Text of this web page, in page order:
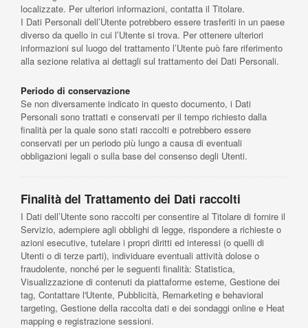
localizzate. Per ulteriori informazioni, contatta il Titolare.
I Dati Personali dell’Utente potrebbero essere trasferiti in un paese
diverso da quello in cui l’Utente si trova. Per ottenere ulteriori
informazioni sul luogo del trattamento l’Utente può fare riferimento
alla sezione relativa ai dettagli sul trattamento dei Dati Personali.
Periodo di conservazione
Se non diversamente indicato in questo documento, i Dati
Personali sono trattati e conservati per il tempo richiesto dalla
finalità per la quale sono stati raccolti e potrebbero essere
conservati per un periodo più lungo a causa di eventuali
obbligazioni legali o sulla base del consenso degli Utenti.
Finalità del Trattamento dei Dati raccolti
I Dati dell’Utente sono raccolti per consentire al Titolare di fornire il
Servizio, adempiere agli obblighi di legge, rispondere a richieste o
azioni esecutive, tutelare i propri diritti ed interessi (o quelli di
Utenti o di terze parti), individuare eventuali attività dolose o
fraudolente, nonché per le seguenti finalità: Statistica,
Visualizzazione di contenuti da piattaforme esterne, Gestione dei
tag, Contattare l'Utente, Pubblicità, Remarketing e behavioral
targeting, Gestione della raccolta dati e dei sondaggi online e Heat
mapping e registrazione sessioni.